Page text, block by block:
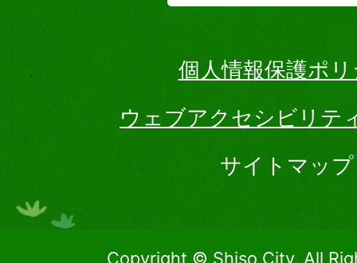
個人情報保護ポ
ウェブアクセシビリテ
サイトマップ
Copyright © Shiso City, All